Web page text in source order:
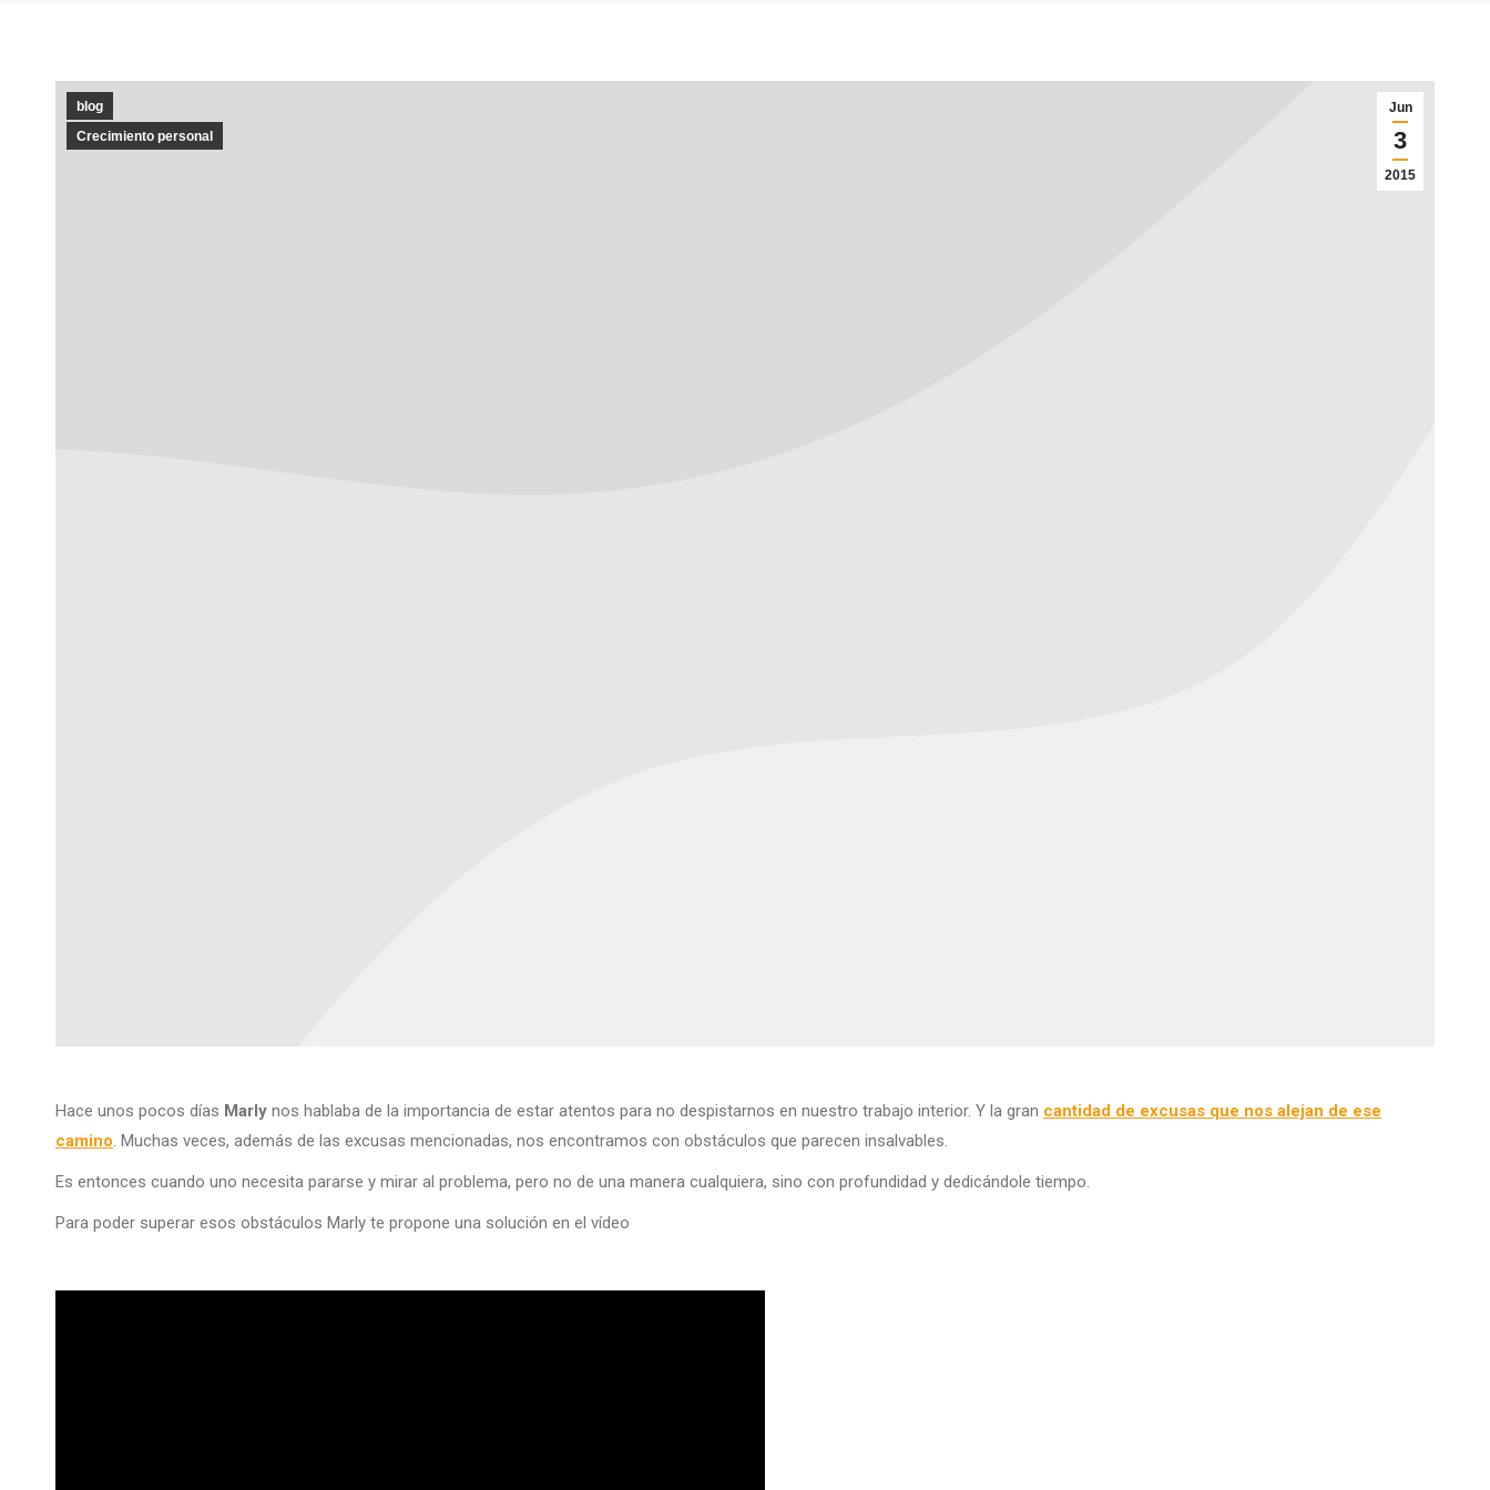
Jun
3
2015
blog
Crecimiento personal
Hace unos pocos días Marly nos hablaba de la importancia de estar atentos para no despistarnos en nuestro trabajo interior. Y la gran cantidad de excusas que nos alejan de ese
camino. Muchas veces, además de las excusas mencionadas, nos encontramos con obstáculos que parecen insalvables.
Es entonces cuando uno necesita pararse y mirar al problema, pero no de una manera cualquiera, sino con profundidad y dedicándole tiempo.
Para poder superar esos obstáculos Marly te propone una solución en el vídeo